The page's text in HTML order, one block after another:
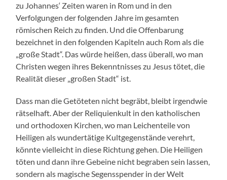
zu Johannes‘ Zeiten waren in Rom und in den
Verfolgungen der folgenden Jahre im gesamten
römischen Reich zu finden. Und die Offenbarung
bezeichnet in den folgenden Kapiteln auch Rom als die
„große Stadt“. Das würde heißen, dass überall, wo man
Christen wegen ihres Bekenntnisses zu Jesus tötet, die
Realität dieser „großen Stadt“ ist.
Dass man die Getöteten nicht begräbt, bleibt irgendwie
rätselhaft. Aber der Reliquienkult in den katholischen
und orthodoxen Kirchen, wo man Leichenteile von
Heiligen als wundertätige Kultgegenstände verehrt,
könnte vielleicht in diese Richtung gehen. Die Heiligen
töten und dann ihre Gebeine nicht begraben sein lassen,
sondern als magische Segensspender in der Welt